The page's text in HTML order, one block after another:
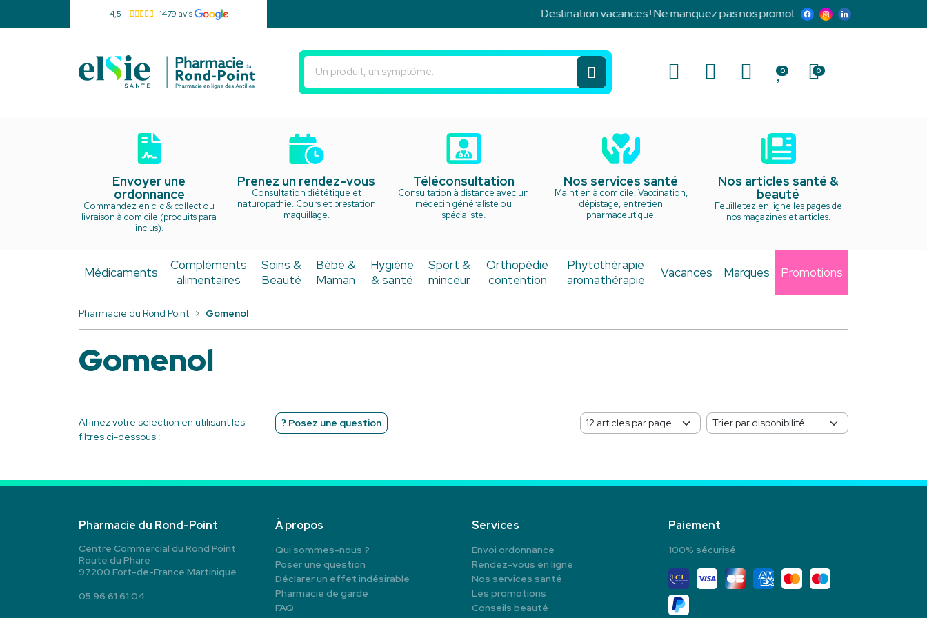
Destination vacances ! Ne manquez pas nos promotions exclusives et notre
4,5 1479 avis
Pharmacie du Rond Point Votre pharmacie en ligne à votre service
0 0
Envoyer une
ordonnance
Commandez en clic & collect ou
livraison à domicile (produits para
inclus).
Prenez un rendez-vous
Consultation diététique et
naturopathie. Cours et prestation
maquillage.
Téléconsultation
Consultation à distance avec un
médecin généraliste ou
spécialiste.
Nos services santé
Maintien à domicile, Vaccination,
dépistage, entretien
pharmaceutique.
Nos articles santé &
beauté
Feuilletez en ligne les pages de
nos magazines et articles.
Médicaments
Compléments
alimentaires
Soins &
Beauté
Bébé &
Maman
Hygiène
& santé
Sport &
minceur
Orthopédie
contention
Phytothérapie
aromathérapie
Vacances Marques Promotions
Pharmacie du Rond Point Gomenol
Gomenol
Posez une question
Affinez votre sélection en utilisant les
filtres ci-dessous :
Pharmacie du Rond-Point
Centre Commercial du Rond Point
Route du Phare
97200 Fort-de-France Martinique
05 96 61 61 04
À propos
Qui sommes-nous ?
Poser une question
Déclarer un effet indésirable
Pharmacie de garde
FAQ
Services
Envoi ordonnance
Rendez-vous en ligne
Nos services santé
Les promotions
Conseils beauté
Paiement
100% sécurisé